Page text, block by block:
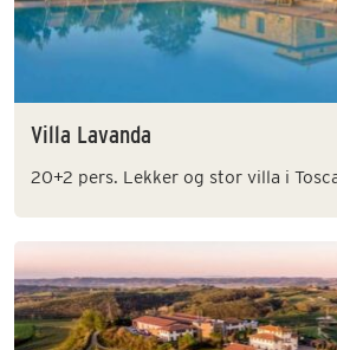
Villa Lavanda
20+2 pers. Lekker og stor villa i